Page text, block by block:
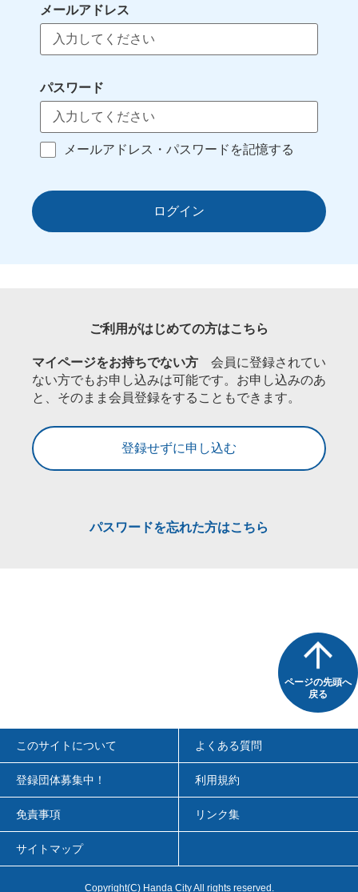
メールアドレス
パスワード
メールアドレス・パスワードを記憶する
ログイン
ご利用がはじめての方はこちら
マイページをお持ちでない方 会員に登録されてい
ない方でもお申し込みは可能です。お申し込みのあ
と、そのまま会員登録をすることもできます。
登録せずに申し込む
パスワードを忘れた方はこちら
ページの先頭へ
戻る
このサイトについて よくある質問
登録団体募集中！ 利用規約
免責事項 リンク集
サイトマップ
Copyright(C) Handa City All rights reserved.